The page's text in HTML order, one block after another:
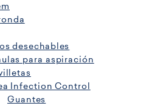
desechables
para aspiración
Infection Control
Guantes